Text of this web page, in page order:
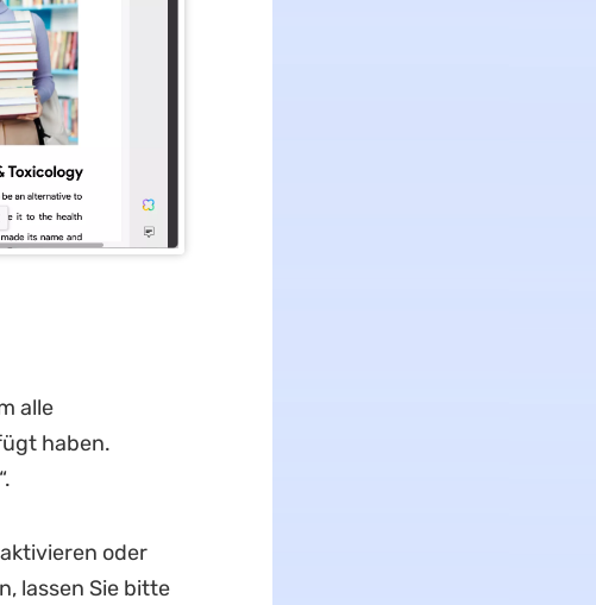
alle
haben.
oder
lassen Sie bitte